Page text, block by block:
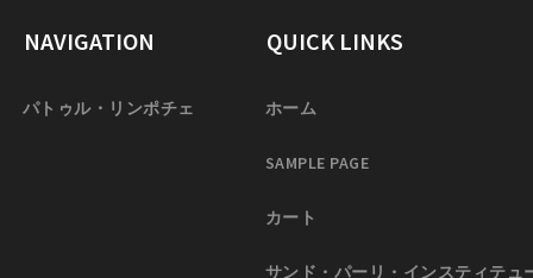
NAVIGATION
パトゥル・リンポチェ
QUICK LINKS
ホーム
SAMPLE PAGE
カート
サンド・パーリ・インスティテュ